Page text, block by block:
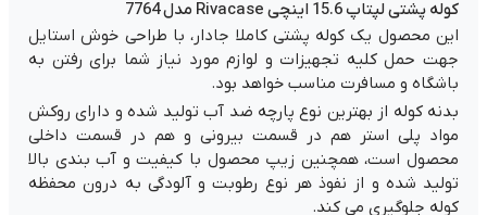
کوله پشتی لپتاپ 15.6 اینچی Rivacase مدل 7764
این محصول یک کوله پشتی کاملا جادار، با طراحی خوش استایل
جهت حمل کلیه تجهیزات و لوازم مورد نیاز شما برای رفتن به
باشگاه و مسافرت مناسب خواهد بود.
بدنه کوله از بهترین نوع پارچه ضد آب تولید شده و دارای روکش
مواد پلی استر هم در قسمت بیرونی و هم در قسمت داخلی
محصول است، همچنین زیپ محصول با کیفیت و آب بندی بالا
تولید شده و از نفوذ هر نوع رطوبت و آلودگی به درون محفظه
کوله جلوگیری می کند.